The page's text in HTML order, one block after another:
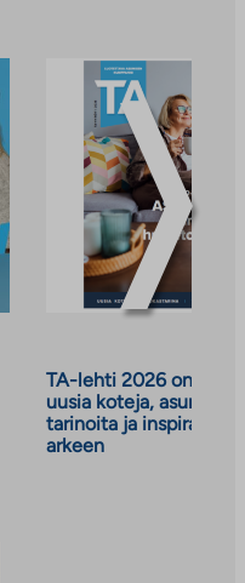
TA-lehti 2026 on
uusia koteja, asumisen
tarinoita ja
arkeen